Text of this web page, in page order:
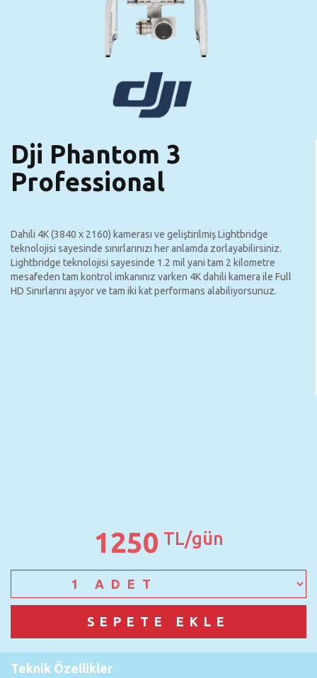
Dji Phantom 3
Professional
Dahili 4K (3840 x 2160) kamerası ve geliştirilmiş Lightbridge
teknolojisi sayesinde sınırlarınızı her anlamda zorlayabilirsiniz.
Lightbridge teknolojisi sayesinde 1.2 mil yani tam 2 kilometre
mesafeden tam kontrol imkanınız varken 4K dahili kamera ile Full
HD Sınırlarını aşıyor ve tam iki kat performans alabiliyorsunuz.
1250 TL/gün
Teknik Özellikler